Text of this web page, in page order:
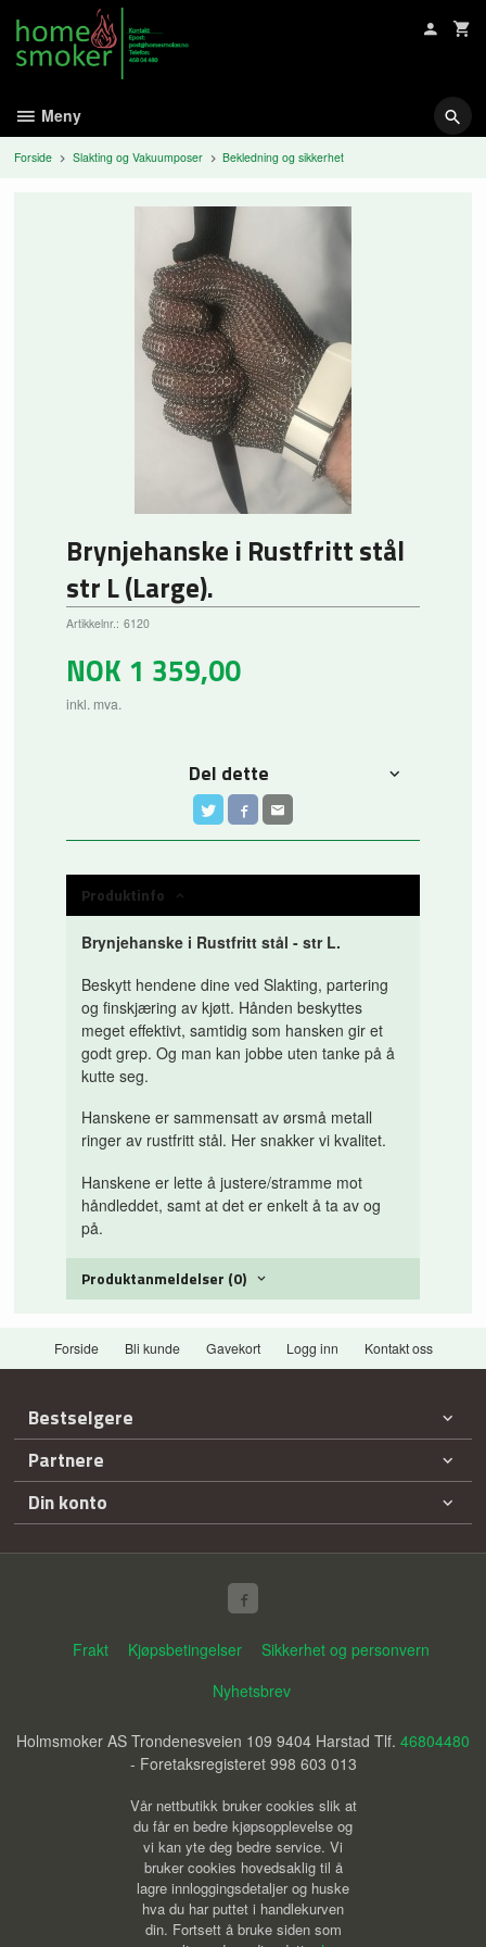
innholdet
Meny
Forside Slakting og Vakuumposer Bekledning og sikkerhet
Brynjehanske i Rustfritt stål
str L (Large).
Artikkelnr.: 6120
NOK 1 359,00
inkl. mva.
Del dette
Produktinfo
Brynjehanske i Rustfritt stål - str L.
Beskytt hendene dine ved Slakting, partering
og finskjæring av kjøtt. Hånden beskyttes
meget effektivt, samtidig som hansken gir et
godt grep. Og man kan jobbe uten tanke på å
kutte seg.
Hanskene er sammensatt av ørsmå metall
ringer av rustfritt stål. Her snakker vi kvalitet.
Hanskene er lette å justere/stramme mot
håndleddet, samt at det er enkelt å ta av og
på.
Produktanmeldelser (0)
Forside Bli kunde Gavekort Logg inn Kontakt oss
Bestselgere
Partnere
Din konto
Frakt Kjøpsbetingelser
Sikkerhet og personvern
Nyhetsbrev
Holmsmoker AS Trondenesveien 109 9404 Harstad Tlf. 46804480
- Foretaksregisteret 998 603 013
Vår nettbutikk bruker cookies slik at
du får en bedre kjøpsopplevelse og
vi kan yte deg bedre service. Vi
bruker cookies hovedsaklig til å
lagre innloggingsdetaljer og huske
hva du har puttet i handlekurven
din. Fortsett å bruke siden som